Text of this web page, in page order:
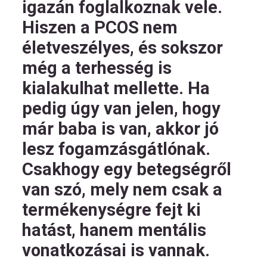
igazán foglalkoznak vele.
Hiszen a PCOS nem
életveszélyes, és sokszor
még a terhesség is
kialakulhat mellette. Ha
pedig úgy van jelen, hogy
már baba is van, akkor jó
lesz fogamzásgátlónak.
Csakhogy egy betegségről
van szó, mely nem csak a
termékenységre fejt ki
hatást, hanem mentális
vonatkozásai is vannak.